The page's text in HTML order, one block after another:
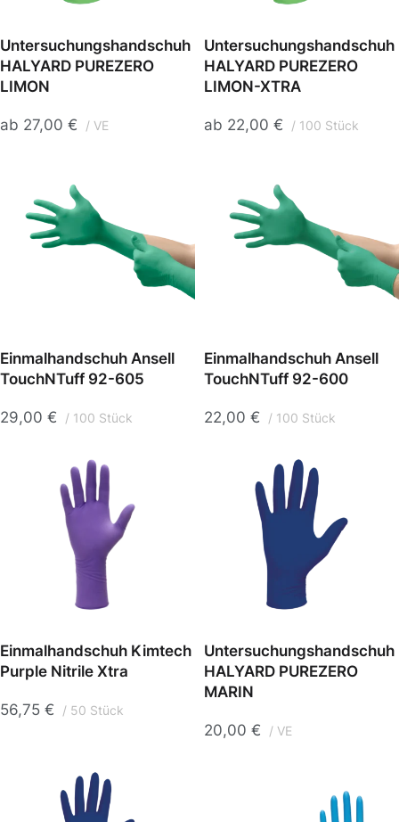
Untersuchungshandschuh
HALYARD PUREZERO
LIMON
ab 27,00 € VE
Untersuchungshandschuh
HALYARD PUREZERO
LIMON-XTRA
ab 22,00 € 100 Stück
Einmalhandschuh Ansell
TouchNTuff 92-605
29,00 € 100 Stück
Einmalhandschuh Ansell
TouchNTuff 92-600
22,00 € 100 Stück
Einmalhandschuh Kimtech
Purple Nitrile Xtra
56,75 € 50 Stück
Untersuchungshandschuh
HALYARD PUREZERO
MARIN
20,00 € VE